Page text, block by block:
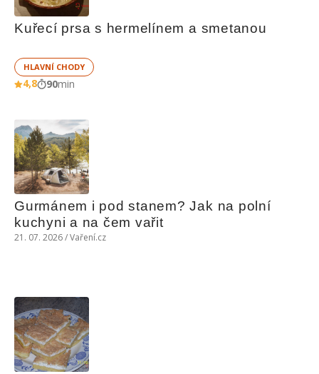
Kuřecí prsa s hermelínem a smetanou
HLAVNÍ CHODY
4,8 90min
Gurmánem i pod stanem? Jak na polní
kuchyni a na čem vařit
21. 07. 2026 / Vaření.cz